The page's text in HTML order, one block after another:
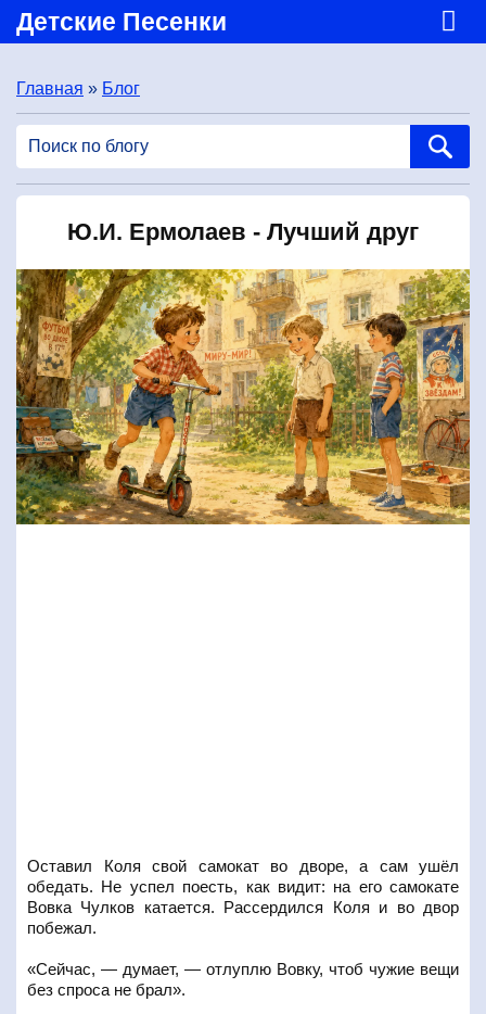
Детские Песенки
Главная » Блог
Ю.И. Ермолаев - Лучший друг
Оставил Коля свой самокат во дворе, а сам ушёл
обедать. Не успел поесть, как видит: на его самокате
Вовка Чулков катается. Рассердился Коля и во двор
побежал.
«Сейчас, — думает, — отлуплю Вовку, чтоб чужие вещи
без спроса не брал».